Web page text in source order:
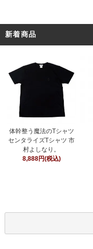
新着商品
体幹整う魔法のTシャツ
センタライズTシャツ 市
村よしなり。
8,888円(税込)